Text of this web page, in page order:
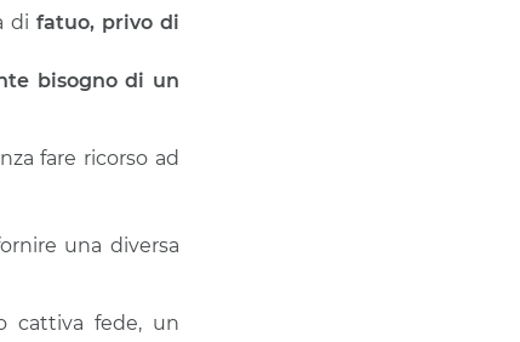
di fatuo, privo di
bisogno di un
fare ricorso ad
una diversa
cattiva fede, un